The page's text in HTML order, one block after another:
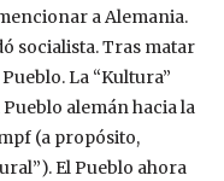
a Alemania.
socialista. Tras matar
La “Kultura”
alemán hacia la
(a propósito,
El Pueblo ahora